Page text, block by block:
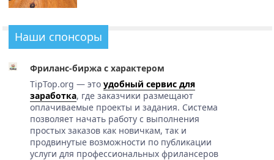
Наши спонсоры
Фриланс-биржа с характером
TipTop.org — это удобный сервис для
заработка, где заказчики размещают
оплачиваемые проекты и задания. Система
позволяет начать работу с выполнения
простых заказов как новичкам, так и
продвинутые возможности по публикации
услуги для профессиональных фрилансеров